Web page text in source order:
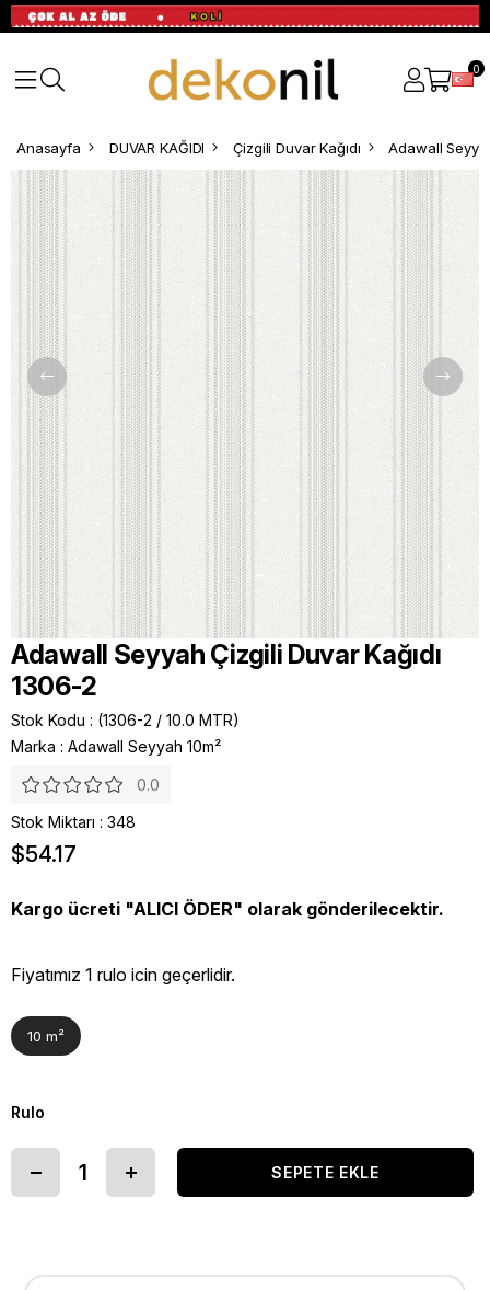
0
Anasayfa DUVAR KAĞIDI Çizgili Duvar Kağıdı Adawall
Adawall Seyyah Çizgili Duvar Kağıdı
1306-2
Stok Kodu
(1306-2 / 10.0 MTR)
Marka : Adawall Seyyah 10m²
0.0
Stok Miktarı : 348
$54.17
Kargo ücreti "ALICI ÖDER" olarak gönderilecektir.
Fiyatımız 1 rulo icin geçerlidir.
10 m²
Rulo